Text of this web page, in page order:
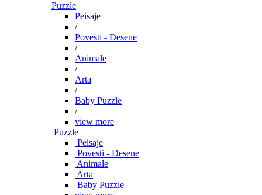
Puzzle
Peisaje
/
Povesti - Desene
/
Animale
/
Arta
/
Baby Puzzle
/
view more
Puzzle
Peisaje
Povesti - Desene
Animale
Arta
Baby Puzzle